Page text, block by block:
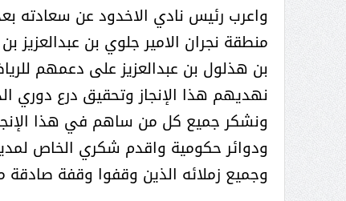
واعرب رئيس نادي الاخدود عن سعادته
منطقة نجران الامير جلوي بن
بن هذلول بن عبدالعزيز على دعمهم
نهديهم هذا الإنجاز وتحقيق درع دوري
ونشكر جميع كل من ساهم في هذا
ودوائر حكومية واقدم شكري الخاص
وجميع زملائه الذين وقفوا وقفة صادقة